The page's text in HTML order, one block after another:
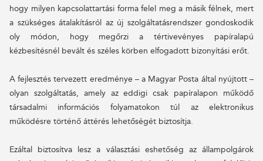
hogy milyen kapcsolattartási forma felel meg a másik félnek, mert
a szükséges átalakításról az új szolgáltatásrendszer gondoskodik
oly módon, hogy megőrzi a tértivevényes papíralapú
kézbesítésnél bevált és széles körben elfogadott bizonyítási erőt.
A fejlesztés tervezett eredménye – a Magyar Posta által nyújtott –
olyan szolgáltatás, amely az eddigi csak papíralapon működő
társadalmi információs folyamatokon túl az elektronikus
működésre történő áttérés lehetőségét biztosítja.
Ezáltal biztosítva lesz a választási eshetőség az állampolgárok